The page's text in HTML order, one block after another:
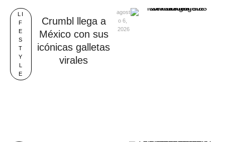
LI
F
E
S
T
Y
L
E
Crumbl llega a
México con sus
icónicas galletas
virales
agost
o 6,
2026